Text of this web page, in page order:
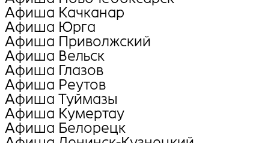
Афиша Качканар
Афиша Юрга
Афиша Приволжский
Афиша Вельск
Афиша Глазов
Афиша Реутов
Афиша Туймазы
Афиша Кумертау
Афиша Белорецк